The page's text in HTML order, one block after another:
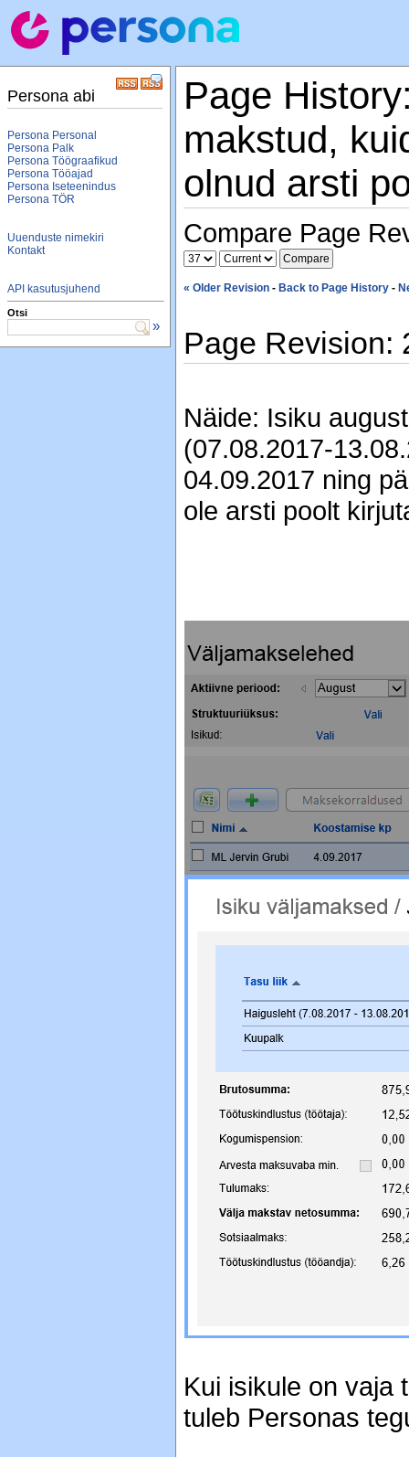
Persona abi
Persona Personal
Persona Palk
Persona Töögraafikud
Persona Tööajad
Persona Iseteenindus
Persona TÖR
Uuenduste nimekiri
Kontakt
API kasutusjuhend
Otsi
»
Page
makstud,
olnud arsti
Compare Page
« Older Revision - Back to Page History -
Page Revision:
Näide: Isiku
(07.08.2017-
04.09.2017 ning
ole arsti poolt
Kui isikule on vaja
tuleb Personas